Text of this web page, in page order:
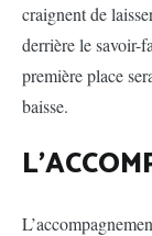
craignent de
derrière le savoir-
première place
baisse.